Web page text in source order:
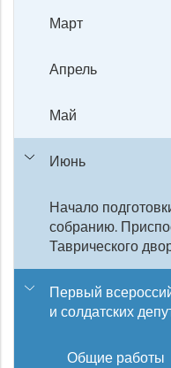
Март
Апрель
Май
Июнь
Начало
собранию.
Таврического
Первый
и солдатских
Общие работы